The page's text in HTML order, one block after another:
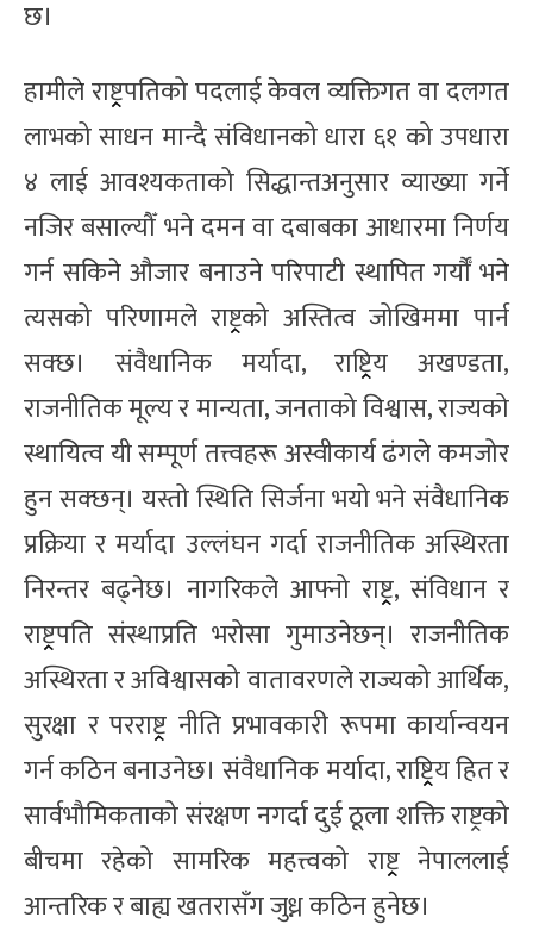
छ।
हामीले राष्ट्र्रपतिको पदलाई केवल व्यक्तिगत वा दलगत
लाभको साधन मान्दै संविधानको धारा ६१ को उपधारा
४ लाई आवश्यकताको सिद्धान्तअनुसार व्याख्या गर्ने
नजिर बसाल्यौँ भने दमन वा दबाबका आधारमा निर्णय
गर्न सकिने औजार बनाउने परिपाटी स्थापित गर्यौँ भने
त्यसको परिणामले राष्ट्र्रको अस्तित्व जोखिममा पार्न
सक्छ। संवैधानिक मर्यादा, राष्ट्र्रिय अखण्डता,
राजनीतिक मूल्य र मान्यता, जनताको विश्वास, राज्यको
स्थायित्व यी सम्पूर्ण तत्त्वहरू अस्वीकार्य ढंगले कमजोर
हुन सक्छन्। यस्तो स्थिति सिर्जना भयो भने संवैधानिक
प्रक्रिया र मर्यादा उल्लंघन गर्दा राजनीतिक अस्थिरता
निरन्तर बढ्नेछ। नागरिकले आफ्नो राष्ट्र्र, संविधान र
राष्ट्र्रपति संस्थाप्रति भरोसा गुमाउनेछन्। राजनीतिक
अस्थिरता र अविश्वासको वातावरणले राज्यको आर्थिक,
सुरक्षा र परराष्ट्र्र नीति प्रभावकारी रूपमा कार्यान्वयन
गर्न कठिन बनाउनेछ। संवैधानिक मर्यादा, राष्ट्र्रिय हित र
सार्वभौमिकताको संरक्षण नगर्दा दुई ठूला शक्ति राष्ट्रको
बीचमा रहेको सामरिक महत्त्वको राष्ट्र्र नेपाललाई
आन्तरिक र बाह्य खतरासँग जुध्न कठिन हुनेछ।